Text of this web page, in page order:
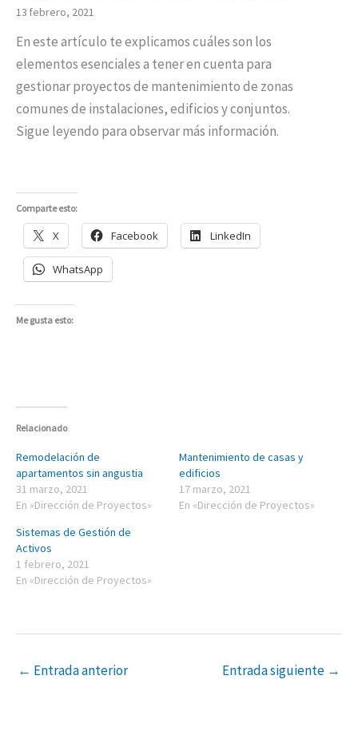
13 febrero, 2021
En este artículo te explicamos cuáles son los
elementos esenciales a tener en cuenta para
gestionar proyectos de mantenimiento de zonas
comunes de instalaciones, edificios y conjuntos.
Sigue leyendo para observar más información.
Comparte esto:
X Facebook LinkedIn
WhatsApp
Me gusta esto:
Relacionado
Remodelación de
apartamentos sin angustia
31 marzo, 2021
En «Dirección de Proyectos»
Mantenimiento de casas y
edificios
17 marzo, 2021
En «Dirección de Proyectos»
Sistemas de Gestión de
Activos
1 febrero, 2021
En «Dirección de Proyectos»
← Entrada anterior Entrada siguiente →